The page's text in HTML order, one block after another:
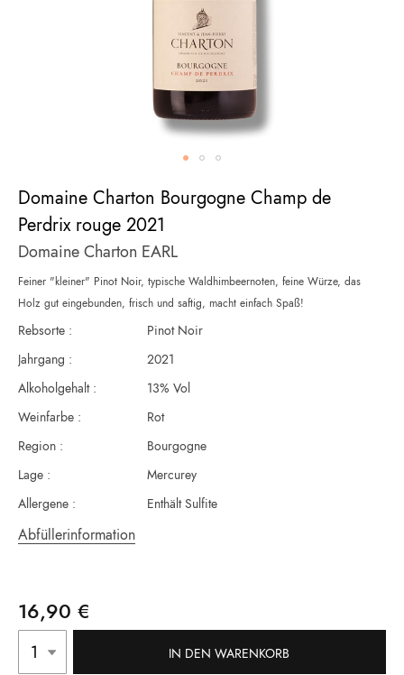
Domaine Charton Bourgogne Champ de
Perdrix rouge 2021
Domaine Charton EARL
Feiner "kleiner" Pinot Noir, typische Waldhimbeernoten, feine Würze, das
Holz gut eingebunden, frisch und saftig, macht einfach Spaß!
Rebsorte :
Pinot Noir
Jahrgang :
2021
Alkoholgehalt :
13% Vol
Weinfarbe :
Rot
Region :
Bourgogne
Lage :
Mercurey
Allergene :
Enthält Sulfite
Abfüllerinformation
16,90 €
IN DEN WARENKORB
Anfang
der
Bildergalerie
springen